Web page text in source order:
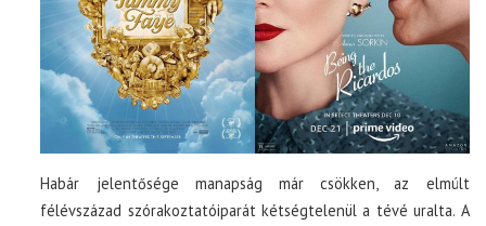
Habár jelentősége manapság már csökken, az elmúlt
félévszázad szórakoztatóiparát kétségtelenül a tévé uralta. A